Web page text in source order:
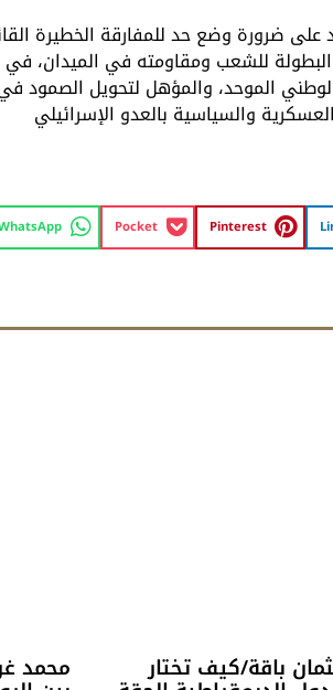
على ضرورة وضع حد للمفارقة الخطيرة
للشعب ومقاومته في الميدان،
الموحد، والمؤهل لتحويل الصمود في
والسياسية بالعدو الإسرائيلي
Pinterest
Pocket
باقة/كيف تختار محمد